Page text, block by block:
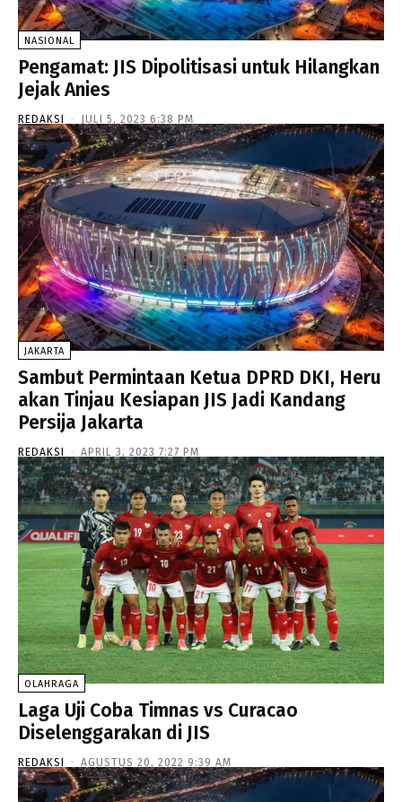
NASIONAL
Pengamat: JIS Dipolitisasi untuk Hilangkan
Jejak Anies
REDAKSI - JULI 5, 2023 6:38 PM
JAKARTA
Sambut Permintaan Ketua DPRD DKI, Heru
akan Tinjau Kesiapan JIS Jadi Kandang
Persija Jakarta
REDAKSI - APRIL 3, 2023 7:27 PM
OLAHRAGA
Laga Uji Coba Timnas vs Curacao
Diselenggarakan di JIS
REDAKSI - AGUSTUS 20, 2022 9:39 AM